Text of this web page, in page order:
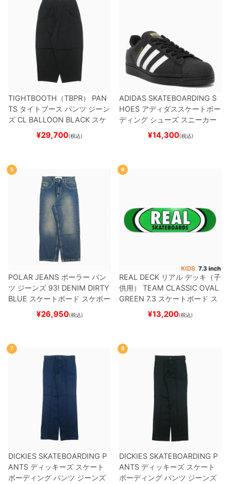
TIGHTBOOTH（TBPR） PAN
TS タイトブース パンツ ジーン
ズ CL BALLOON BLACK スケ
ートボード スケボー
¥29,700(税込)
ADIDAS SKATEBOARDING S
HOES アディダススケートボー
ディング シューズ スニーカー
スーパースター SUPERSTAR A
BLACK/WHITE/WHITE
ー
¥14,300(税込)
5
POLAR JEANS ポーラー パン
ツ ジーンズ 93! DENIM DIRTY
BLUE スケートボード スケボー
¥26,950(税込)
6
REAL DECK リアル デッキ（子
供用）
TEAM CLASSIC OVAL
GREEN 7.3 スケートボード ス
¥13,200(税込)
7
DICKIES SKATEBOARDING P
ANTS ディッキーズ スケート
ボーディング パンツ ジーンズ
8
DICKIES SKATEBOARDING P
ANTS ディッキーズ スケート
ボーディング パンツ ジーンズ